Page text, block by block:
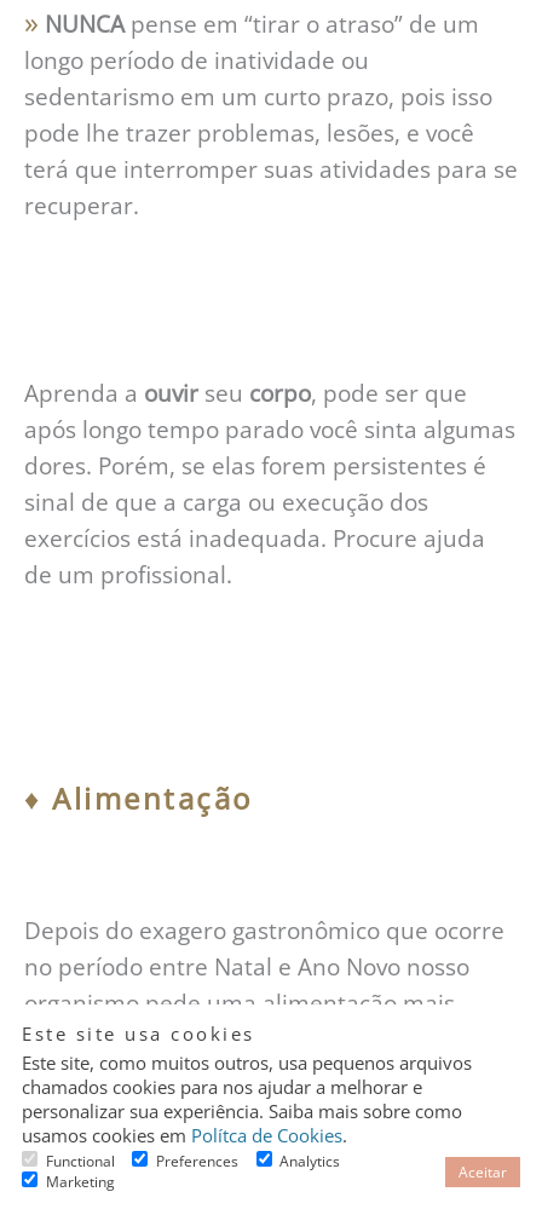
» NUNCApense em “tirar o atraso” de um
longo período de inatividade ou
sedentarismo em um curto prazo, pois isso
pode lhe trazer problemas, lesões, e você
terá que interromper suas atividades para se
recuperar.
Aprenda a ouvir seu corpo, pode ser que
após longo tempo parado você sinta algumas
dores. Porém, se elas forem persistentes é
sinal de que a carga ou execução dos
exercícios está inadequada. Procure ajuda
de um profissional.
♦︎ Alimentação
Depois do exagero gastronômico que ocorre
no período entre Natal e Ano Novo nosso
organismo pede uma alimentação mais
regrada e mais leve.
Este site usa cookies
Este site, como muitos outros, usa pequenos arquivos
chamados cookies para nos ajudar a melhorar e
personalizar sua experiência. Saiba mais sobre como
usamos cookies em Polítca de Cookies.
Cookie
Functional Preferences
Analytics
Marketing
Aceitar